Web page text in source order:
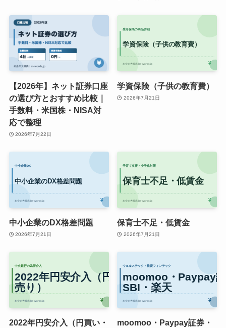
【2026年】ネット証券口座
の選び方とおすすめ比較｜
手数料・米国株・NISA対
応で整理
2026年7月22日
学資保険（子供の教育費）
2026年7月21日
中小企業のDX格差問題
2026年7月21日
保育士不足・低賃金
2026年7月21日
2022年円安介入（円買い・
moomoo・Paypay証券・